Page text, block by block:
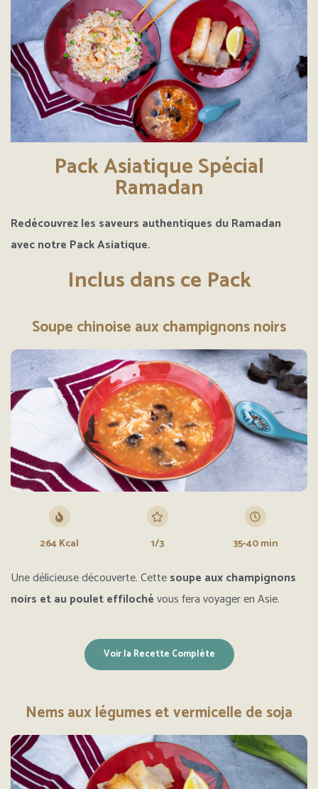
Pack Asiatique Spécial
Ramadan
Redécouvrez les saveurs authentiques du Ramadan
avec notre Pack Asiatique.
Inclus dans ce Pack
Soupe chinoise aux champignons noirs
264 Kcal 1/3 35-40 min
Une délicieuse découverte. Cettesoupe aux champignons
noirs et au poulet effilochévous fera voyager en Asie.
Voir la Recette Complète
Nems aux légumes et vermicelle de soja